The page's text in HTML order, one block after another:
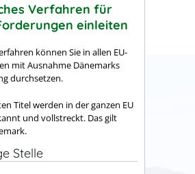
Verfahren für
einleiten
können Sie in allen EU-
mit Ausnahme Dänemarks
durchsetzen.
Titel werden in der ganzen EU
und vollstreckt. Das gilt
Stelle